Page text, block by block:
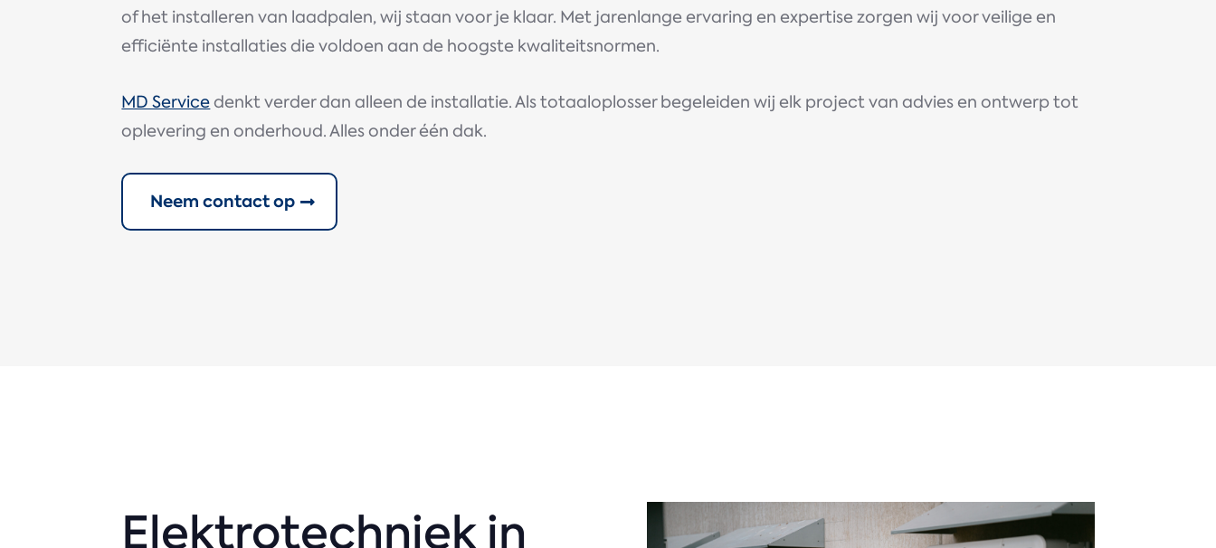
of het installeren van laadpalen, wij staan voor je klaar. Met jarenlange ervaring en expertise zorgen wij voor veilige en
efficiënte installaties die voldoen aan de hoogste kwaliteitsnormen.
MD Servicedenkt verder dan alleen de installatie. Als totaaloplosser begeleiden wij elk project van advies en ontwerp tot
oplevering en onderhoud. Alles onder één dak.
Neem contact op
Elektrotechniek in